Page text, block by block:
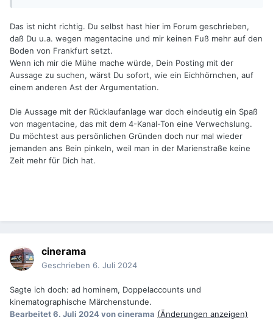
Das ist nicht richtig. Du selbst hast hier im Forum geschrieben,
daß Du u.a. wegen magentacine und mir keinen Fuß mehr auf den
Boden von Frankfurt setzt.
Wenn ich mir die Mühe mache würde, Dein Posting mit der
Aussage zu suchen, wärst Du sofort, wie ein Eichhörnchen, auf
einem anderen Ast der Argumentation.
Die Aussage mit der Rücklaufanlage war doch eindeutig ein Spaß
von magentacine, das mit dem 4-Kanal-Ton eine Verwechslung.
Du möchtest aus persönlichen Gründen doch nur mal wieder
jemanden ans Bein pinkeln, weil man in der Marienstraße keine
Zeit mehr für Dich hat.
cinerama
Geschrieben 6. Juli 2024
Sagte ich doch: ad hominem, Doppelaccounts und
kinematographische Märchenstunde.
Bearbeitet6. Juli 2024von cinerama (Änderungen anzeigen)